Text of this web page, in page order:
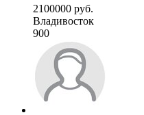
2100000 руб.
Владивосток
900